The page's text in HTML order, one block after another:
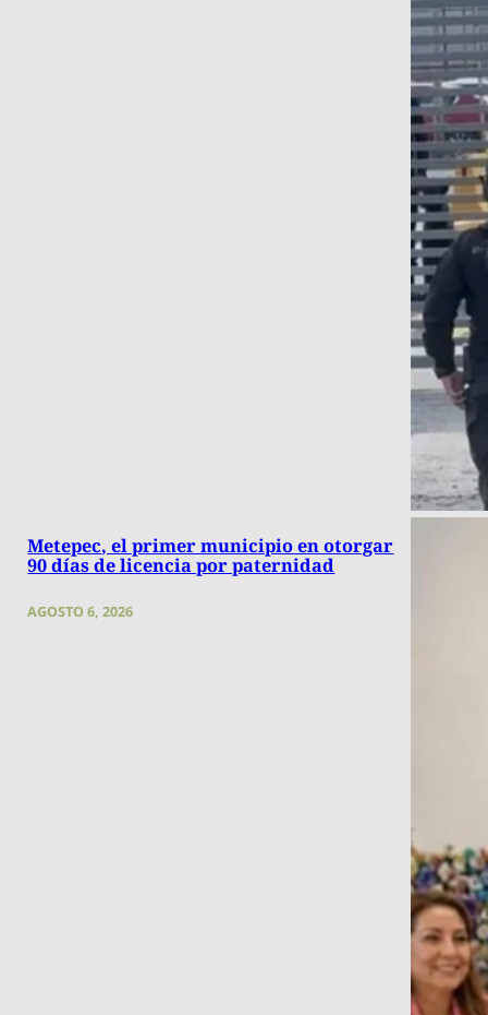
Metepec, el primer municipio en otorgar
90 días de licencia por paternidad
AGOSTO 6, 2026